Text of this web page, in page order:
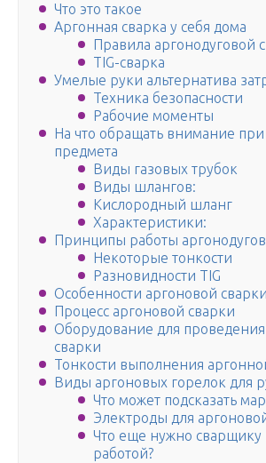
Что это такое
Аргонная сварка у себя дома
Правила аргонодуговой
TIG-сварка
Умелые руки альтернатива
Техника безопасности
Рабочие моменты
На что обращать внимание
предмета
Виды газовых трубок
Виды шлангов:
Кислородный шланг
Характеристики:
Принципы работы
Некоторые тонкости
Разновидности TIG
Особенности аргоновой сварки
Процесс аргоновой сварки
Оборудование для
сварки
Тонкости выполнения
Виды аргоновых горелок для
Что может подсказать
Электроды для
Что еще нужно сварщику
работой?